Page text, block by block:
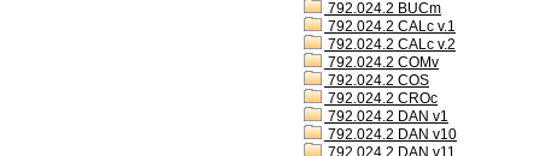
792.024.2 BUCm
792.024.2 CALc v.1
792.024.2 CALc v.2
792.024.2 COMv
792.024.2 COS
792.024.2 CROc
792.024.2 DAN v1
792.024.2 DAN v10
792.024.2 DAN v11